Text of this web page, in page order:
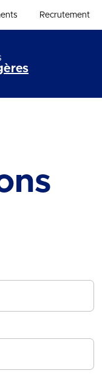
Recrutement